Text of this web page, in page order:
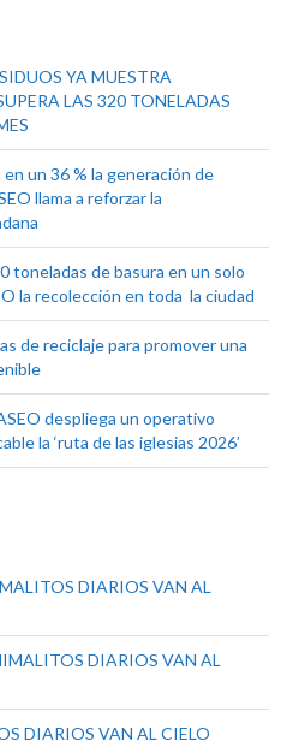
YA MUESTRA
LAS 320 TONELADAS
un 36 % la generación de
llama a reforzar la
toneladas de basura en un solo
la recolección en toda la ciudad
de reciclaje para promover una
despliega un operativo
la ‘ruta de las iglesias 2026’
DIARIOS VAN AL
DIARIOS VAN AL
DIARIOS VAN AL CIELO